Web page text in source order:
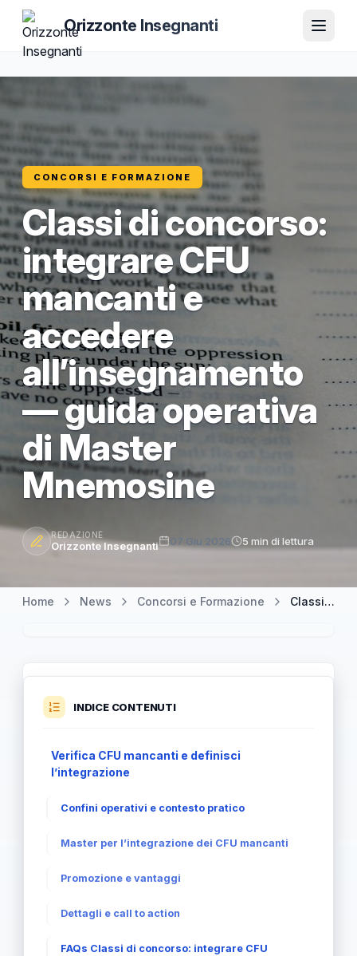
Orizzonte Insegnanti
CONCORSI E FORMAZIONE
Classi di concorso:
integrare CFU
mancanti e
accedere
all’insegnamento
— guida operativa
di Master
Mnemosine
REDAZIONE
Orizzonte Insegnanti 07 Giu 2026 5 min di lettura
Home News Concorsi e Formazione Classi di concorso: integrare CFU mancanti e accedere all’insegnamento — guida operativa di Master Mnemosine
INDICE CONTENUTI
Verifica CFU mancanti e definisci
l’integrazione
Confini operativi e contesto pratico
Master per l’integrazione dei CFU mancanti
Promozione e vantaggi
Dettagli e call to action
FAQs Classi di concorso: integrare CFU